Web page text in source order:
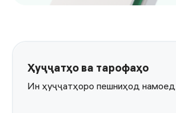
Ҳуҷҷатҳо ва тарофаҳо
Ин ҳуҷҷатҳоро пешниҳод намоед